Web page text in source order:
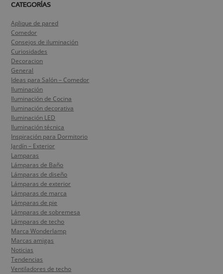
CATEGORÍAS
Aplique de pared
Comedor
Consejos de iluminación
Curiosidades
Decoracion
General
Ideas para Salón – Comedor
Iluminación
Iluminación de Cocina
Iluminación decorativa
Iluminación LED
Iluminación técnica
Inspiración para Dormitorio
Jardín – Exterior
Lamparas
Lámparas de Baño
Lámparas de diseño
Lámparas de exterior
Lámparas de marca
Lámparas de pie
Lámparas de sobremesa
Lámparas de techo
Marca Wonderlamp
Marcas amigas
Noticias
Tendencias
Ventiladores de techo